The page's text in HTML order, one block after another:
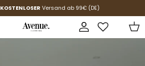
KOSTENLOSER Versand ab 99€ (DE)
Konto